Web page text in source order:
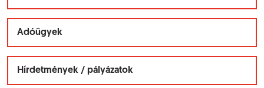
Adóügyek
Hírdetmények / pályázatok